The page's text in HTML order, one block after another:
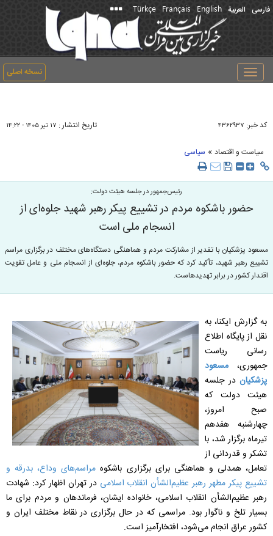
فارسی العربیة English
Français
Türkçe
نسخه اصلی
Toggle
navigation
کد خبر: ۴۳۶۲۹۳۷ تاریخ انتشار : ۱۷ تير ۱۴۰۵ - ۱۴:۲۲
سیاست و اقتصاد » سیاسی
رئیس‌جمهور در جلسه هیئت دولت:
حضور باشکوه مردم در تشییع پیکر رهبر شهید جلوه‌ای از
انسجام ملی است
مسعود پزشکیان با تقدیر از مشارکت مردم و هماهنگی دستگاه‌های مختلف در برگزاری مراسم
تشییع رهبر شهید، تأکید کرد که حضور باشکوه مردم، جلوه‌ای از انسجام ملی و عامل تقویت
اقتدار کشور در برابر تهدیدهاست.
به گزارش ایکنا، به
نقل از پایگاه اطلاع
رسانی ریاست
جمهوری، مسعود
پزشکیان در جلسه
هیئت دولت که
صبح امروز،
چهارشنبه هفدهم
تیرماه برگزار شد، با
تشکر و قدردانی از
تعامل، همدلی و هماهنگی برای برگزاری باشکوه مراسم‌های وداع، بدرقه و
تشییع پیکر مطهر رهبر عظیم‌الشأن انقلاب اسلامیدر تهران اظهار کرد: شهادت
رهبر عظیم‌الشأن انقلاب اسلامی، خانواده ایشان، فرماندهان و مردم برای ما
بسیار تلخ و ناگوار بود. مراسمی که در حال برگزاری در نقاط مختلف ایران و
کشور عراق انجام می‌شود، افتخارآمیز است.